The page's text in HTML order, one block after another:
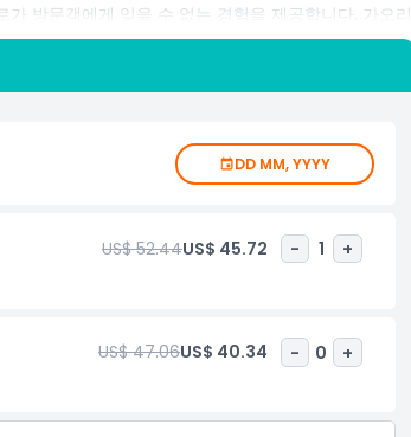
방문객에게 잊을 수 없는 경험을 제공합니다. 가오리
다양한 상호작용이 있습니다. 쇼의 다른 주연으로는 해
로를 따라 산책을 시작하며 모래호랑이상어가 발 밑을
가오리를 만나고 유리 터널로 바닷속을 산책하며 암초
의 얼음 세계로 여행을 떠나 젠투펭귄의 군락을 발견
아리움의 인기 주민들을 더 잘 알 수 있게 합니다. 수백
니라, 씨 라이프 네트워크는 우리의 바다와 그 거주자
DD MM, YYYY
US$ 52.44US$ 45.72 - 1 +
US$ 47.06US$ 40.34 - 0 +